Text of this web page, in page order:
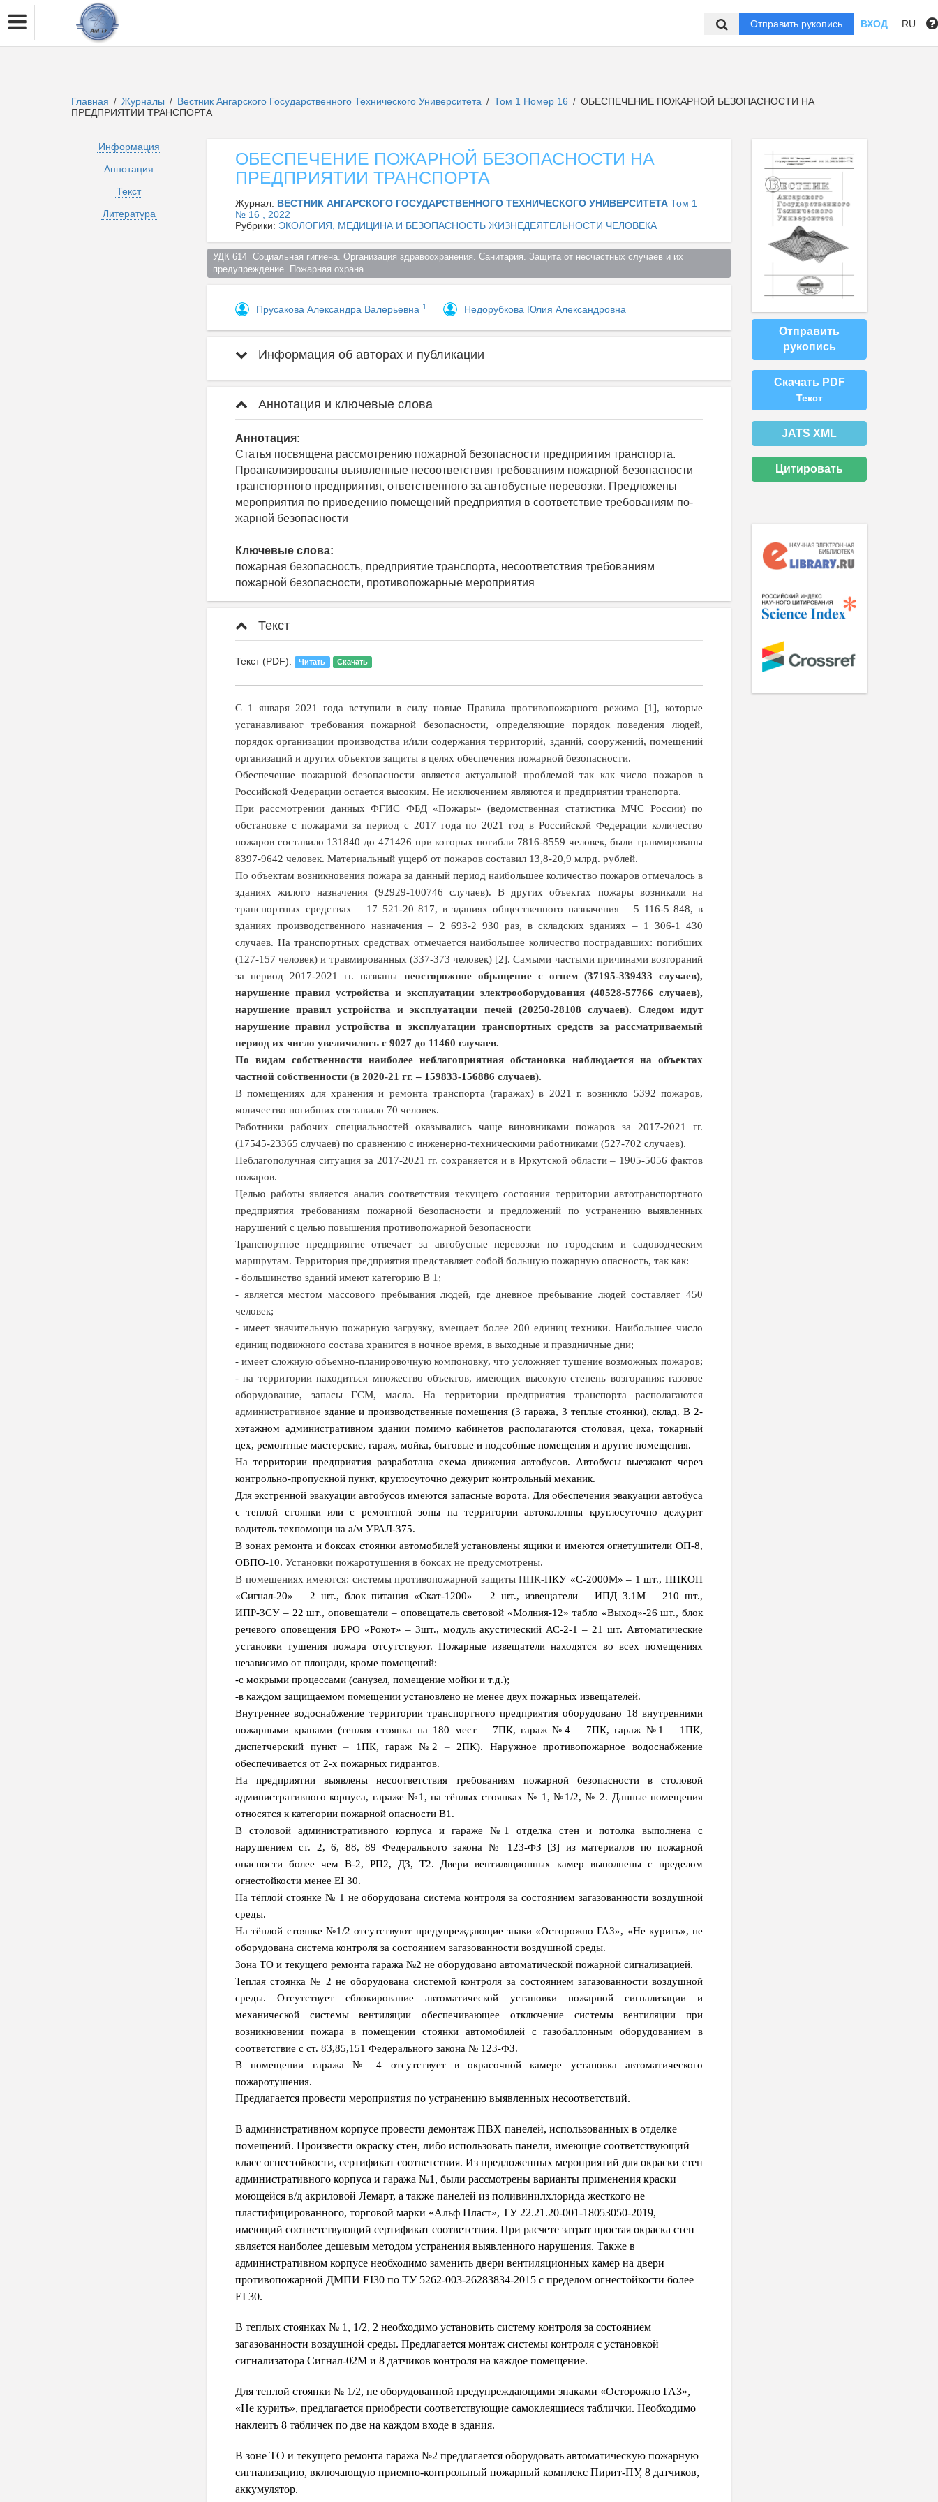
Отправить рукопись ВХОД RU
Главная / Журналы / Вестник Ангарского Государственного Технического Университета / Том 1 Номер 16 / ОБЕСПЕЧЕНИЕ ПОЖАРНОЙ БЕЗОПАСНОСТИ НА
ПРЕДПРИЯТИИ ТРАНСПОРТА
Информация
Аннотация
Текст
Литература
ОБЕСПЕЧЕНИЕ ПОЖАРНОЙ БЕЗОПАСНОСТИ НА
ПРЕДПРИЯТИИ ТРАНСПОРТА
Журнал: ВЕСТНИК АНГАРСКОГО ГОСУДАРСТВЕННОГО ТЕХНИЧЕСКОГО УНИВЕРСИТЕТА Том 1
№ 16 , 2022
Рубрики: ЭКОЛОГИЯ, МЕДИЦИНА И БЕЗОПАСНОСТЬ ЖИЗНЕДЕЯТЕЛЬНОСТИ ЧЕЛОВЕКА
УДК 614  Социальная гигиена. Организация здравоохранения. Санитария. Защита от несчастных случаев и их
предупреждение. Пожарная охрана
Прусакова Александра Валерьевна 1 Недорубкова Юлия Александровна
Информация об авторах и публикации
Аннотация и ключевые слова
Аннотация:
Статья посвящена рассмотрению пожарной безопасности предприятия транспорта.
Проанализированы выявленные несоответствия требованиям пожарной безопасности
транспортного предприятия, ответственного за автобусные перевозки. Предложены
мероприятия по приведению помещений предприятия в соответствие требованиям по-
жарной безопасности
Ключевые слова:
пожарная безопасность, предприятие транспорта, несоответствия требованиям
пожарной безопасности, противопожарные мероприятия
Текст
Текст (PDF): Читать Скачать
С 1 января 2021 года вступили в силу новые Правила противопожарного режима [1], которые
устанавливают требования пожарной безопасности, определяющие порядок поведения людей,
порядок организации производства и/или содержания территорий, зданий, сооружений, помещений
организаций и других объектов защиты в целях обеспечения пожарной безопасности.
Обеспечение пожарной безопасности является актуальной проблемой так как число пожаров в
Российской Федерации остается высоким. Не исключением являются и предприятии транспорта.
При рассмотрении данных ФГИС ФБД «Пожары» (ведомственная статистика МЧС России) по
обстановке с пожарами за период с 2017 года по 2021 год в Российской Федерации количество
пожаров составило 131840 до 471426 при которых погибли 7816-8559 человек, были травмированы
8397-9642 человек. Материальный ущерб от пожаров составил 13,8-20,9 млрд. рублей.
По объектам возникновения пожара за данный период наибольшее количество пожаров отмечалось в
зданиях жилого назначения (92929-100746 случаев). В других объектах пожары возникали на
транспортных средствах – 17 521-20 817, в зданиях общественного назначения – 5 116-5 848, в
зданиях производственного назначения – 2 693-2 930 раз, в складских зданиях – 1 306-1 430
случаев. На транспортных средствах отмечается наибольшее количество пострадавших: погибших
(127-157 человек) и травмированных (337-373 человек) [2]. Самыми частыми причинами возгораний
за период 2017-2021 гг. названы неосторожное обращение с огнем (37195-339433 случаев),
нарушение правил устройства и эксплуатации электрооборудования (40528-57766 случаев),
нарушение правил устройства и эксплуатации печей (20250-28108 случаев). Следом идут
нарушение правил устройства и эксплуатации транспортных средств за рассматриваемый
период их число увеличилось с 9027 до 11460 случаев.
По видам собственности наиболее неблагоприятная обстановка наблюдается на объектах
частной собственности (в 2020-21 гг. – 159833-156886 случаев).
В помещениях для хранения и ремонта транспорта (гаражах) в 2021 г. возникло 5392 пожаров,
количество погибших составило 70 человек.
Работники рабочих специальностей оказывались чаще виновниками пожаров за 2017-2021 гг.
(17545-23365 случаев) по сравнению с инженерно-техническими работниками (527-702 случаев).
Неблагополучная ситуация за 2017-2021 гг. сохраняется и в Иркутской области – 1905-5056 фактов
пожаров.
Целью работы является анализ соответствия текущего состояния территории автотранспортного
предприятия требованиям пожарной безопасности и предложений по устранению выявленных
нарушений с целью повышения противопожарной безопасности
Транспортное предприятие отвечает за автобусные перевозки по городским и садоводческим
маршрутам. Территория предприятия представляет собой большую пожарную опасность, так как:
- большинство зданий имеют категорию В 1;
- является местом массового пребывания людей, где дневное пребывание людей составляет 450
человек;
- имеет значительную пожарную загрузку, вмещает более 200 единиц техники. Наибольшее число
единиц подвижного состава хранится в ночное время, в выходные и праздничные дни;
- имеет сложную объемно-планировочную компоновку, что усложняет тушение возможных пожаров;
- на территории находиться множество объектов, имеющих высокую степень возгорания: газовое
оборудование, запасы ГСМ, масла. На территории предприятия транспорта располагаются
административное здание и производственные помещения (3 гаража, 3 теплые стоянки), склад. В 2-
хэтажном административном здании помимо кабинетов располагаются столовая, цеха, токарный
цех, ремонтные мастерские, гараж, мойка, бытовые и подсобные помещения и другие помещения.
На территории предприятия разработана схема движения автобусов. Автобусы выезжают через
контрольно-пропускной пункт, круглосуточно дежурит контрольный механик.
Для экстренной эвакуации автобусов имеются запасные ворота. Для обеспечения эвакуации автобуса
с теплой стоянки или с ремонтной зоны на территории автоколонны круглосуточно дежурит
водитель техпомощи на а/м УРАЛ-375.
В зонах ремонта и боксах стоянки автомобилей установлены ящики и имеются огнетушители ОП-8,
ОВПО-10. Установки пожаротушения в боксах не предусмотрены.
В помещениях имеются: системы противопожарной защиты ППК-ПКУ «С-2000М» – 1 шт., ППКОП
«Сигнал-20» – 2 шт., блок питания «Скат-1200» – 2 шт., извещатели – ИПД 3.1М – 210 шт.,
ИПР-3СУ – 22 шт., оповещатели – оповещатель световой «Молния-12» табло «Выход»-26 шт., блок
речевого оповещения БРО «Рокот» – 3шт., модуль акустический АС-2-1 – 21 шт. Автоматические
установки тушения пожара отсутствуют. Пожарные извещатели находятся во всех помещениях
независимо от площади, кроме помещений:
-с мокрыми процессами (санузел, помещение мойки и т.д.);
-в каждом защищаемом помещении установлено не менее двух пожарных извещателей.
Внутреннее водоснабжение территории транспортного предприятия оборудовано 18 внутренними
пожарными кранами (теплая стоянка на 180 мест– 7ПК, гараж №4– 7ПК, гараж №1 –1ПК,
диспетчерский пункт– 1ПК, гараж №2 –2ПК). Наружное противопожарное водоснабжение
обеспечивается от 2-х пожарных гидрантов.
На предприятии выявлены несоответствия требованиям пожарной безопасности в столовой
административного корпуса, гараже №1, на тёплых стоянках № 1, №1/2, № 2. Данные помещения
относятся к категории пожарной опасности В1.
В столовой административного корпуса и гараже №1 отделка стен и потолка выполнена с
нарушением ст. 2, 6, 88, 89 Федерального закона № 123-ФЗ [3] из материалов по пожарной
опасности более чем В-2, РП2, Д3, Т2. Двери вентиляционных камер выполнены с пределом
огнестойкости менее ЕI 30.
На тёплой стоянке № 1 не оборудована система контроля за состоянием загазованности воздушной
среды.
На тёплой стоянке №1/2 отсутствуют предупреждающие знаки «Осторожно ГАЗ», «Не курить», не
оборудована система контроля за состоянием загазованности воздушной среды.
Зона ТО и текущего ремонта гаража №2 не оборудовано автоматической пожарной сигнализацией.
Теплая стоянка № 2 не оборудована системой контроля за состоянием загазованности воздушной
среды. Отсутствует сблокирование автоматической установки пожарной сигнализации и
механической системы вентиляции обеспечивающее отключение системы вентиляции при
возникновении пожара в помещении стоянки автомобилей с газобаллонным оборудованием в
соответствие с ст. 83,85,151 Федерального закона № 123-ФЗ.
В помещении гаража № 4 отсутствует в окрасочной камере установка автоматического
пожаротушения.
Предлагается провести мероприятия по устранению выявленных несоответствий.
В административном корпусе провести демонтаж ПВХ панелей, использованных в отделке
помещений. Произвести окраску стен, либо использовать панели, имеющие соответствующий
класс огнестойкости, сертификат соответствия. Из предложенных мероприятий для окраски стен
административного корпуса и гаража №1, были рассмотрены варианты применения краски
моющейся в/д акриловой Лемарт, а также панелей из поливинилхлорида жесткого не
пластифицированного, торговой марки «Альф Пласт», ТУ 22.21.20-001-18053050-2019,
имеющий соответствующий сертификат соответствия. При расчете затрат простая окраска стен
является наиболее дешевым методом устранения выявленного нарушения. Также в
административном корпусе необходимо заменить двери вентиляционных камер на двери
противопожарной ДМПИ EI30 по ТУ 5262-003-26283834-2015 с пределом огнестойкости более
ЕI 30.
В теплых стоянках № 1, 1/2, 2 необходимо установить систему контроля за состоянием
загазованности воздушной среды. Предлагается монтаж системы контроля с установкой
сигнализатора Сигнал-02М и 8 датчиков контроля на каждое помещение.
Для теплой стоянки № 1/2, не оборудованной предупреждающими знаками «Осторожно ГАЗ»,
«Не курить», предлагается приобрести соответствующие самоклеящиеся таблички. Необходимо
наклеить 8 табличек по две на каждом входе в здания.
В зоне ТО и текущего ремонта гаража №2 предлагается оборудовать автоматическую пожарную
сигнализацию, включающую приемно-контрольный пожарный комплекс Пирит-ПУ, 8 датчиков,
аккумулятор.
Отправить
рукопись
Скачать PDF
Текст
JATS XML
Цитировать